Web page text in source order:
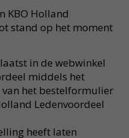
KBO Holland
stand op het moment
in de webwinkel
middels het
het bestelformulier
Ledenvoordeel
heeft laten